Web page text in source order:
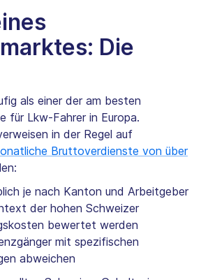
Die
als einer der am besten
für Lkw-Fahrer in Europa.
in der Regel auf
Bruttoverdienste von über
je nach Kanton und Arbeitgeber
der hohen Schweizer
bewertet werden
mit spezifischen
abweichen